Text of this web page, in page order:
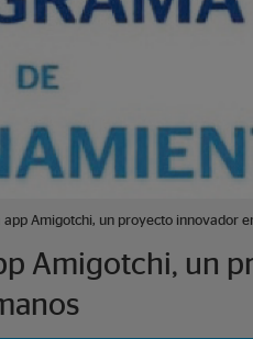
app Amigotchi, un proyecto innovador
Amigotchi, un